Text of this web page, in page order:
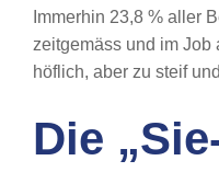
Immerhin 23,8 % aller
zeitgemäss und im Job
höflich, aber zu steif
Die